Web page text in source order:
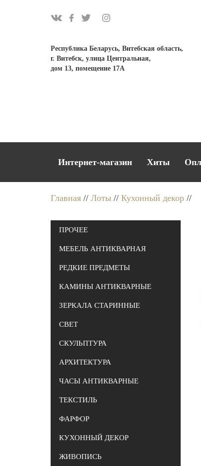
Республика Беларусь, Витебская область,
г. Витебск, улица Центральная,
дом 13, помещение 17А
Интернет-магазин Хиты
Главная // Лоты // Кухонный декор //
ПРОЧЕЕ
МЕБЕЛЬ АНТИКВАРНАЯ
РЕДКИЕ ПРЕДМЕТЫ
КАМИНЫ АНТИКВАРНЫЕ
ЗЕРКАЛА СТАРИННЫЕ
СВЕТ
СКУЛЬПТУРА
АРХИТЕКТУРА
ЧАСЫ АНТИКВАРНЫЕ
ТЕКСТИЛЬ
ФАРФОР
КУХОННЫЙ ДЕКОР
ЖИВОПИСЬ